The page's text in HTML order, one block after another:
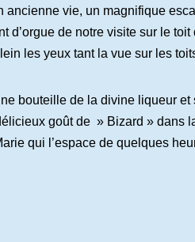
ancienne vie, un magnifique
d’orgue de notre visite sur le
les yeux tant la vue sur les
bouteille de la divine liqueur
goût de » Bizard » dans
qui l’espace de quelques